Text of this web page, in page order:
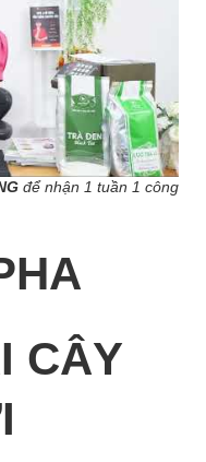
để nhận 1 tuần 1 công
CÂY